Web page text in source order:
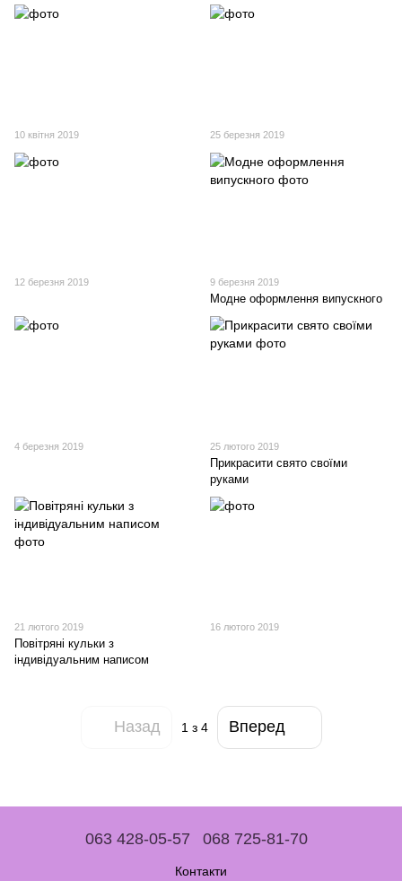
10 квітня 2019 25 березня 2019
12 березня 2019 9 березня 2019
Модне оформлення випускного
4 березня 2019 25 лютого 2019
Прикрасити свято своїми
руками
21 лютого 2019
Повітряні кульки з
індивідуальним написом
16 лютого 2019
Назад 1 з 4 Вперед
063 428-05-57 068 725-81-70
Контакти